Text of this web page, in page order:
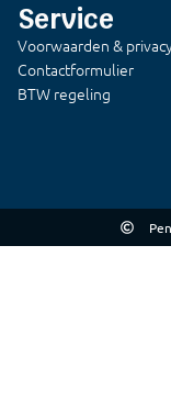
Service
Voorwaarden &
Contactformulier
BTW regeling